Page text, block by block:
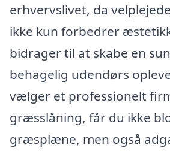
erhvervslivet, da
ikke kun forbedrer
bidrager til at skabe en
behagelig udendørs
vælger et professionelt
græsslåning, får du ikke
græsplæne, men også